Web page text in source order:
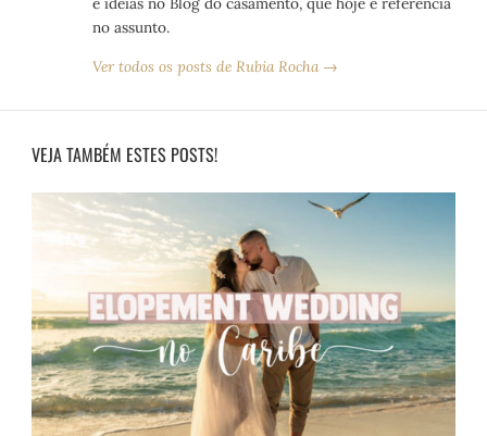
no assunto.
Ver todos os posts de Rubia Rocha →
VEJA TAMBÉM ESTES POSTS!